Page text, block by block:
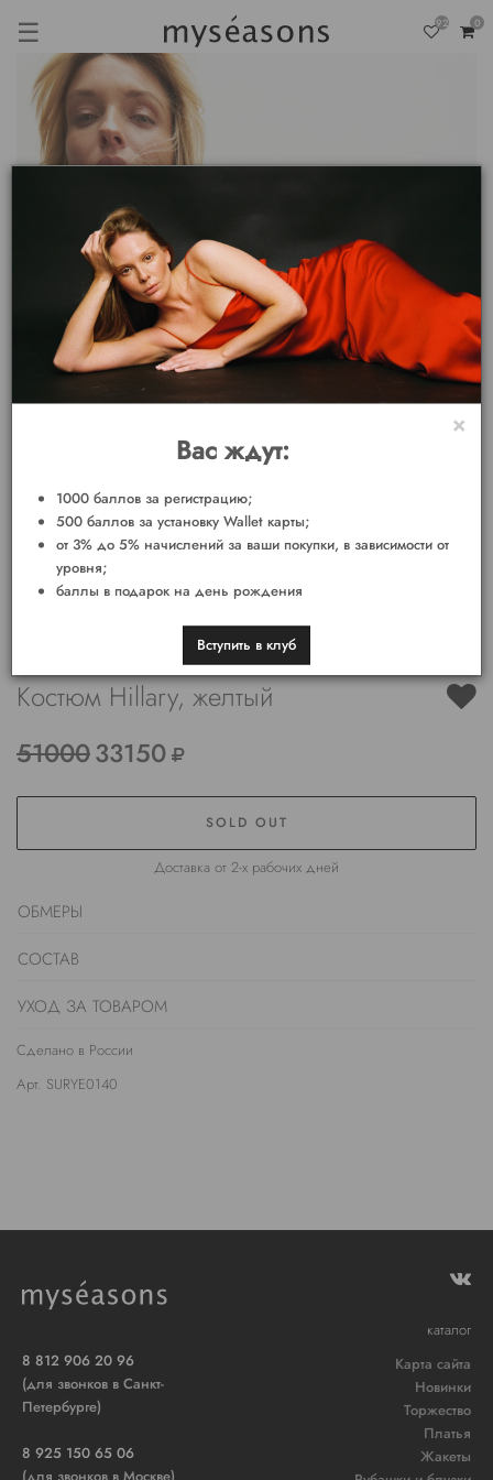
☰ 92 0
Костюм Hillary, желтый
5100033150
SOLD OUT
Доставка от 2-х рабочих дней
ОБМЕРЫ
СОСТАВ
УХОД ЗА ТОВАРОМ
Сделано в России
Арт. SURYE0140
8 812 906 20 96
(для звонков в Санкт-
Петербурге)
8 925 150 65 06
(для звонков в Москве)
каталог
Карта сайта
Новинки
Торжество
Платья
Жакеты
×
Вас ждут:
1000 баллов за регистрацию;
500 баллов за установку Wallet карты;
от 3% до 5% начислений за ваши покупки, в зависимости от
уровня;
баллы в подарок на день рождения
Вступить в клуб